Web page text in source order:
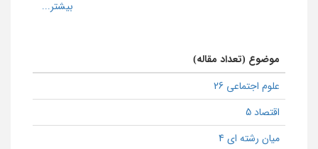
موضوع (تعداد مقاله)
علوم اجتماعی 26
اقتصاد 5
میان رشته ای 4